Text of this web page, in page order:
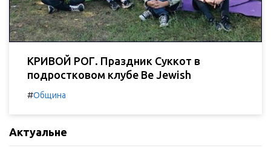
КРИВОЙ РОГ. Праздник Суккот в
подростковом клубе Be Jewish
#Община
Актуальне